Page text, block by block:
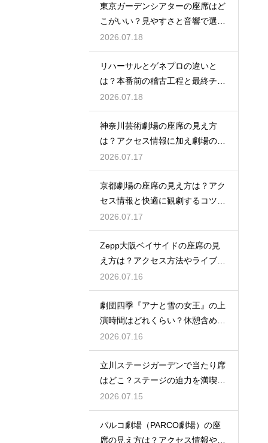
東京ガーデンシアターの座席はど
こがいい？見やすさと音響で選ぶ
おすすめのポジション
2026.07.18
リハーサルとゲネプロの違いと
は？本番前の稽古工程と最終チェ
ックの意味を解説
2026.07.18
神奈川芸術劇場の座席の見え方
は？アクセス情報に加え劇場の魅
力を徹底解説
2026.07.17
京都劇場の座席の見え方は？アク
セス情報と快適に観劇するコツを
事前にチェック
2026.07.17
Zepp大阪ベイサイドの座席の見
え方は？アクセス方法やライブを
楽しむポイントを紹介
2026.07.16
劇団四季『アナと雪の女王』の上
演時間はどれくらい？休憩含めた
公演の長さを解説
2026.07.16
立川ステージガーデンで当たり席
はどこ？ステージの迫力を満喫で
きるベストポジションを紹介
2026.07.15
パルコ劇場（PARCO劇場）の座
席の見え方は？アクセス情報や劇